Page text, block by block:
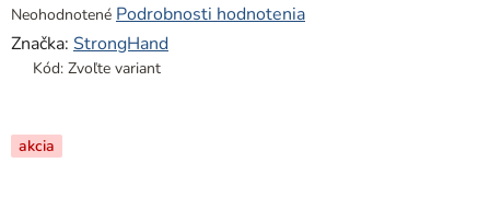
Priemerné
hodnotenie
produktu
z
5
Neohodnotené Podrobnosti hodnotenia
Značka: StrongHand
Kód: Zvoľte variant
akcia